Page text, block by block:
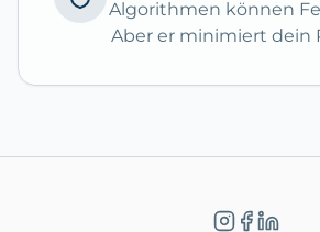
Algorithmen können
Aber er minimiert dein